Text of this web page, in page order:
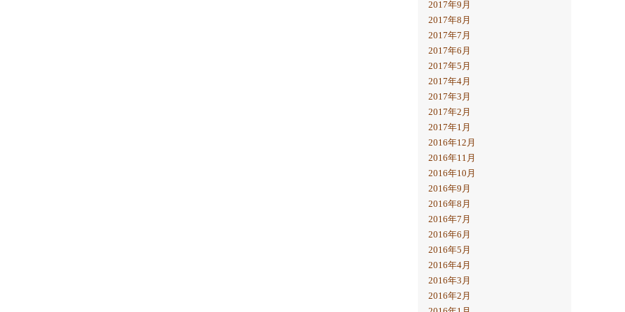
2017年9月
2017年8月
2017年7月
2017年6月
2017年5月
2017年4月
2017年3月
2017年2月
2017年1月
2016年12月
2016年11月
2016年10月
2016年9月
2016年8月
2016年7月
2016年6月
2016年5月
2016年4月
2016年3月
2016年2月